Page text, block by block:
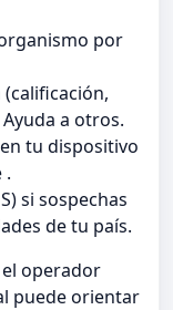
por
a otros.
en tu dispositivo
.
si sospechas
de tu país.
operador
puede orientar